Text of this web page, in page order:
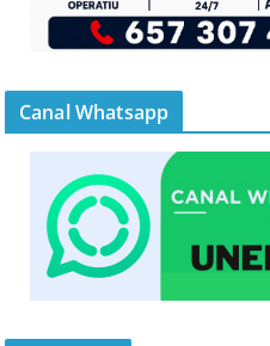
Canal Whatsapp